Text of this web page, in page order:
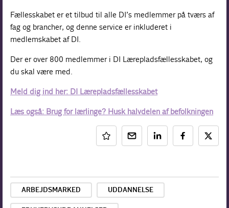
Fællesskabet er et tilbud til alle DI’s medlemmer på tværs af
fag og brancher, og denne service er inkluderet i
medlemskabet af DI.
Der er over 800 medlemmer i DI Lærepladsfællesskabet, og
du skal være med.
Meld dig ind her: DI Lærepladsfællesskabet
Læs også: Brug for lærlinge? Husk halvdelen af befolkningen
ARBEJDSMARKED UDDANNELSE